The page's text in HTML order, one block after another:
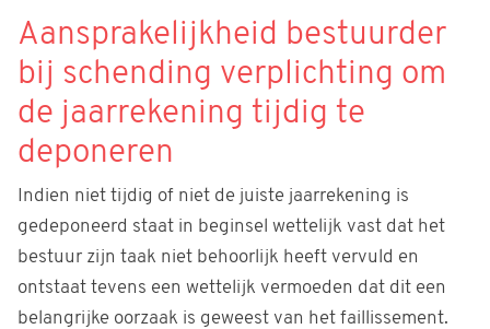
Aansprakelijkheid bestuurder
bij schending verplichting om
de jaarrekening tijdig te
deponeren
Indien niet tijdig of niet de juiste jaarrekening is
gedeponeerd staat in beginsel wettelijk vast dat het
bestuur zijn taak niet behoorlijk heeft vervuld en
ontstaat tevens een wettelijk vermoeden dat dit een
belangrijke oorzaak is geweest van het faillissement.